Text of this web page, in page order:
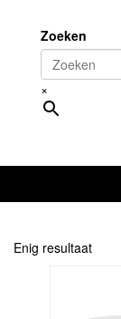
Zoeken
×
Enig resultaat